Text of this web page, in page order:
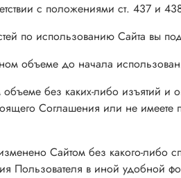
с положениями ст. 437 и
по использованию Сайта вы
объеме до начала
без каких-либо изъятий и
Соглашения или не
Сайтом без какого-либо
Пользователя в иной удобной